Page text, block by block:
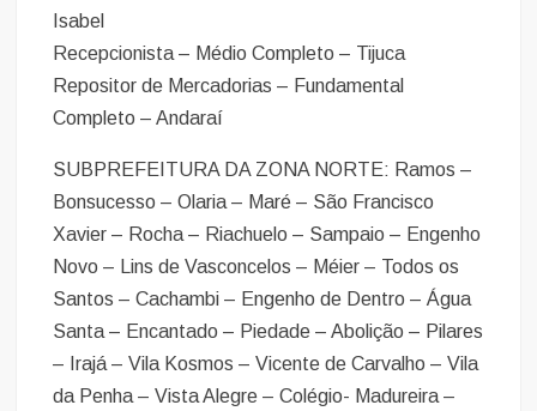
Isabel
Recepcionista – Médio Completo – Tijuca
Repositor de Mercadorias – Fundamental
Completo – Andaraí
SUBPREFEITURA DA ZONA NORTE: Ramos –
Bonsucesso – Olaria – Maré – São Francisco
Xavier – Rocha – Riachuelo – Sampaio – Engenho
Novo – Lins de Vasconcelos – Méier – Todos os
Santos – Cachambi – Engenho de Dentro – Água
Santa – Encantado – Piedade – Abolição – Pilares
– Irajá – Vila Kosmos – Vicente de Carvalho – Vila
da Penha – Vista Alegre – Colégio- Madureira –